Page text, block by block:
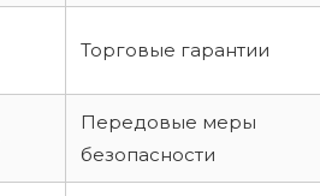
Торговые гарантии
Передовые меры
безопасности